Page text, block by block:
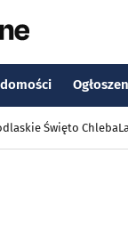
Święto Chleba